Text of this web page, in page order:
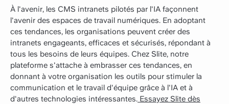
À l'avenir, les CMS intranets pilotés par l'IA façonnent
l'avenir des espaces de travail numériques. En adoptant
ces tendances, les organisations peuvent créer des
intranets engageants, efficaces et sécurisés, répondant à
tous les besoins de leurs équipes. Chez Slite, notre
plateforme s'attache à embrasser ces tendances, en
donnant à votre organisation les outils pour stimuler la
communication et le travail d'équipe grâce à l'IA et à
d'autres technologies intéressantes. Essayez Slite dès